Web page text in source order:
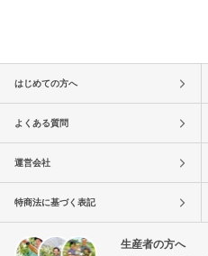
はじめての方へ
よくある質問
運営会社
特商法に基づく表記
生産者の方へ